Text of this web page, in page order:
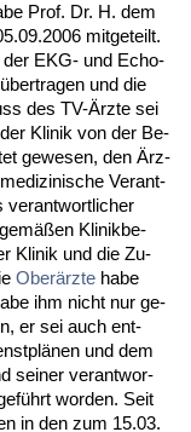
Prof. Dr. H. dem
mit­ge­teilt.
der EKG- und Echo­
und die
des TV-Ärz­te sei
Kli­nik von der Be­
ge­we­sen, den Ärz­
Ver­ant­
ver­ant­wort­li­cher
Kli­nik­be­
Kli­nik und die Zu­
Oberärz­te ha­be
ihm nicht nur ge­
er sei auch ent­
und dem
sei­ner ver­ant­wor­
wor­den. Seit
in den zum 15.03.